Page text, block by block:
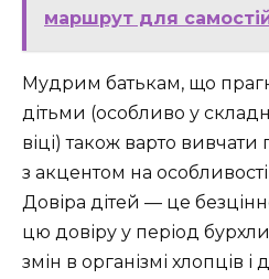
маршрут для
Мудрим батькам, що
дітьми (особливо у
віці) також варто вивчати
з акцентом на
Довіра дітей — це
цю довіру у період
змін в організмі хлопців і